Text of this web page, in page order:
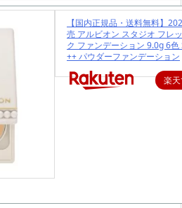
【国内正規品・送料無料】
売 アルビオン スタジオ フレ
ク ファンデーション 9.0g 6色
++ パウダーファンデーション
楽